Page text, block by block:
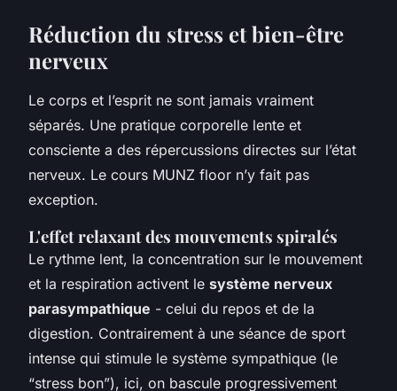
Réduction du stress et bien-être
nerveux
Le corps et l’esprit ne sont jamais vraiment
séparés. Une pratique corporelle lente et
consciente a des répercussions directes sur l’état
nerveux. Le cours MUNZ floor n’y fait pas
exception.
L'effet relaxant des mouvements spiralés
Le rythme lent, la concentration sur le mouvement
et la respiration activent le système nerveux
parasympathique - celui du repos et de la
digestion. Contrairement à une séance de sport
intense qui stimule le système sympathique (le
“stress bon”), ici, on bascule progressivement